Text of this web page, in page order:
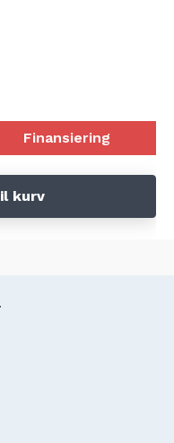
Finansiering
kurv